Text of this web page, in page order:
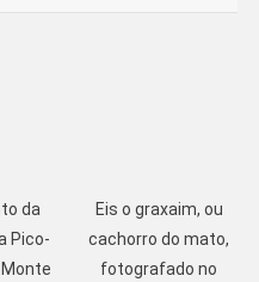
da
Pico-
Monte
Eis o graxaim, ou
cachorro do mato,
fotografado no